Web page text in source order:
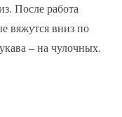
После работа
вяжутся вниз по
– на чулочных.